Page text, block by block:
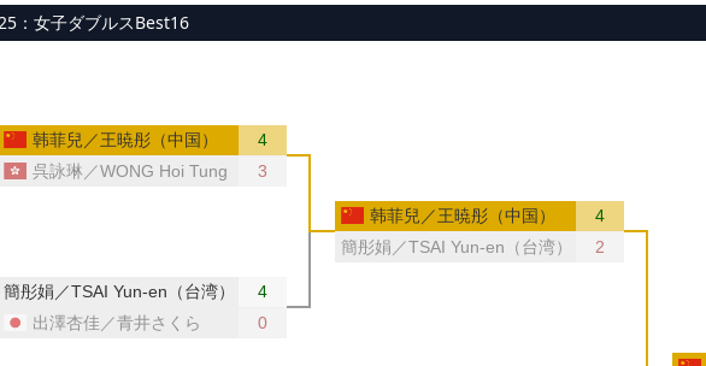
：女子ダブルスBest16
）
韩菲兒／王暁彤（中国）
4
呉詠琳／WONG Hoi Tung（香港）
3
簡彤娟／TSAI Yun-en（台湾）
4
出澤杏佳／青井さくら
0
韩菲兒／王暁彤（中国）
4
簡彤娟／TSAI Yun-en（台湾）
2